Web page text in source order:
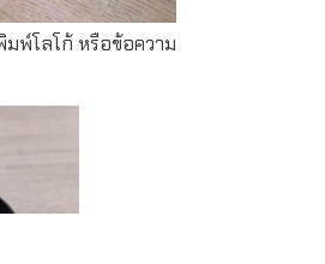
พ์โลโก้ หรือข้อความ